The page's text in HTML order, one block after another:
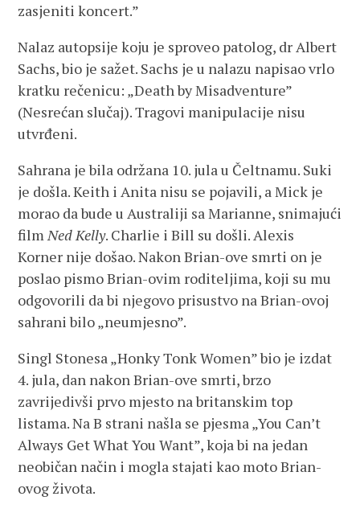
zasjeniti koncert.”
Nalaz autopsije koju je sproveo patolog, dr Albert
Sachs, bio je sažet. Sachs je u nalazu napisao vrlo
kratku rečenicu: „Death by Misadventure”
(Nesrećan slučaj). Tragovi manipulacije nisu
utvrđeni.
Sahrana je bila održana 10. jula u Čeltnamu. Suki
je došla. Keith i Anita nisu se pojavili, a Mick je
morao da bude u Australiji sa Marianne, snimajući
filmNed Kelly. Charlie i Bill su došli. Alexis
Korner nije došao. Nakon Brian-ove smrti on je
poslao pismo Brian-ovim roditeljima, koji su mu
odgovorili da bi njegovo prisustvo na Brian-ovoj
sahrani bilo „neumjesno”.
Singl Stonesa „Honky Tonk Women” bio je izdat
4. jula, dan nakon Brian-ove smrti, brzo
zavrijedivši prvo mjesto na britanskim top
listama. Na B strani našla se pjesma „You Can’t
Always Get What You Want”, koja bi na jedan
neobičan način i mogla stajati kao moto Brian-
ovog života.